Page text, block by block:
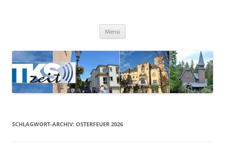
Menü
SCHLAGWORT-ARCHIV: OSTERFEUER 2026